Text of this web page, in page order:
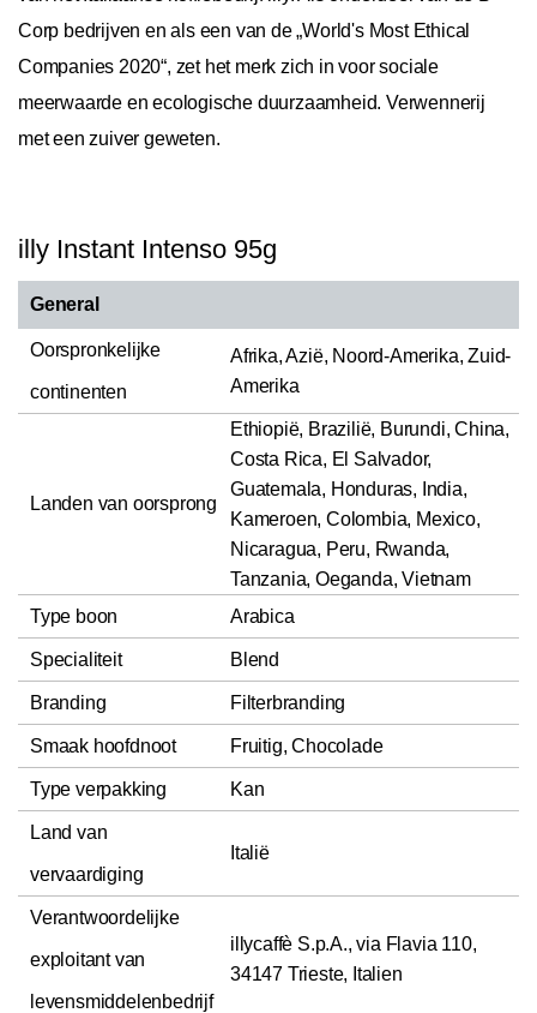
Corp bedrijven en als een van de „World's Most Ethical
Companies 2020“, zet het merk zich in voor sociale
meerwaarde en ecologische duurzaamheid. Verwennerij
met een zuiver geweten.
illy Instant Intenso 95g
General
Oorspronkelijke
continenten
Afrika, Azië, Noord-Amerika, Zuid-
Amerika
Landen van oorsprong
Ethiopië, Brazilië, Burundi, China,
Costa Rica, El Salvador,
Guatemala, Honduras, India,
Kameroen, Colombia, Mexico,
Nicaragua, Peru, Rwanda,
Tanzania, Oeganda, Vietnam
Type boon
Arabica
Specialiteit Blend
Branding Filterbranding
Smaak hoofdnoot Fruitig, Chocolade
Type verpakking Kan
Land van
vervaardiging
Italië
Verantwoordelijke
exploitant van
levensmiddelenbedrijf
illycaffè S.p.A., via Flavia 110,
34147 Trieste, Italien